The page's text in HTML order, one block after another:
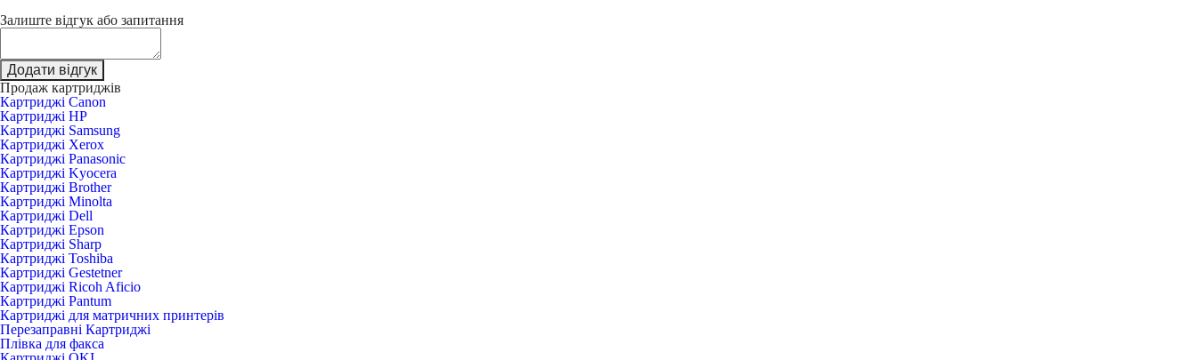
Залиште відгук або запитання
Додати відгук
Продаж картриджів
Картриджі Canon
Картриджі HP
Картриджі Samsung
Картриджі Xerox
Картриджі Panasonic
Картриджі Kyocera
Картриджі Brother
Картриджі Minolta
Картриджі Dell
Картриджі Epson
Картриджі Sharp
Картриджі Toshiba
Картриджі Gestetner
Картриджі Ricoh Aficio
Картриджі Pantum
Картриджі для матричних принтерів
Перезаправні Картриджі
Плівка для факса